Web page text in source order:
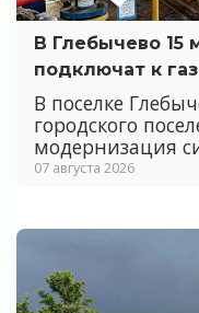
В Глебычево 15
подключат к
В поселке
городского
модернизация
07 августа 2026